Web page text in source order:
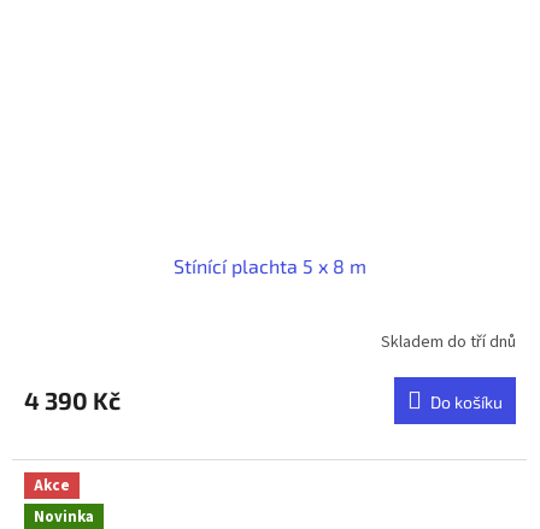
Stínící plachta 5 x 8 m
produktu
je
z
hvězdiček.
Skladem do tří dnů
4 390 Kč Do košíku
Akce
Novinka